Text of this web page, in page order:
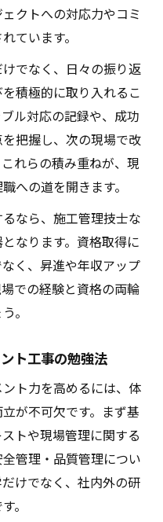
クトへの対応力やコミ
ています。
でなく、日々の振り返
積極的に取り入れるこ
ル対応の記録や、成功
把握し、次の現場で改
れらの積み重ねが、現
への道を開きます。
なら、施工管理技士な
なります。資格取得に
く、昇進や年収アップ
での経験と資格の両輪
。
ト工事の勉強法
ト力を高めるには、体
が不可欠です。まず基
トや現場管理に関する
管理・品質管理につい
けでなく、社内外の研
。